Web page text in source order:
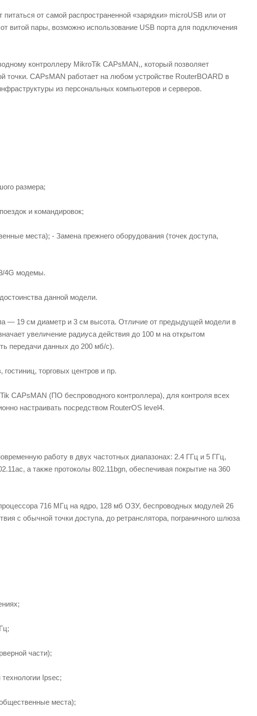
от самой распространенной «зарядки» microUSB или от
витой пары, возможно использование USB порта для подключения
контроллеру MikroTik CAPsMAN,, который позволяет
точки. CAPsMAN работает на любом устройстве RouterBOARD в
из персональных компьютеров и серверов.
размера;
и командировок;
места); - Замена прежнего оборудования (точек доступа,
4G модемы.
данной модели.
— 19 см диаметр и 3 см высота. Отличие от предыдущей модели в
увеличение радиуса действия до 100 м на открытом
передачи данных до 200 мб/с).
торговых центров и пр.
CAPsMAN (ПО беспроводного контроллера), для контроля всех
настраивать посредством RouterOS level4.
работу в двух частотных диапазонах: 2.4 ГГц и 5 ГГц,
а также протоколы 802.11bgn, обеспечивая покрытие на 360
716 МГц на ядро, 128 мб ОЗУ, беспроводных модулей 26
с обычной точки доступа, до ретранслятора, пограничного шлюза
части);
Ipsec;
места);